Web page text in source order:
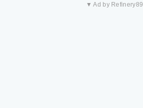
▼ Ad by Refinery89